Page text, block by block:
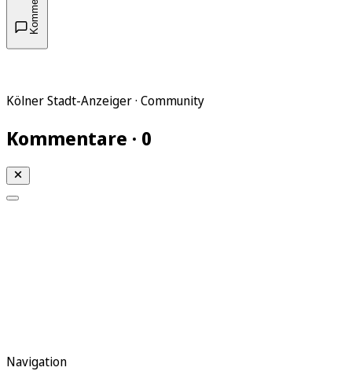
Kölner Stadt-Anzeiger · Community
Kommentare · 0
Navigation